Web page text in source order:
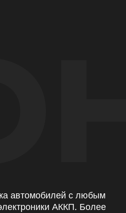
автомобилей с любым
АККП. Более